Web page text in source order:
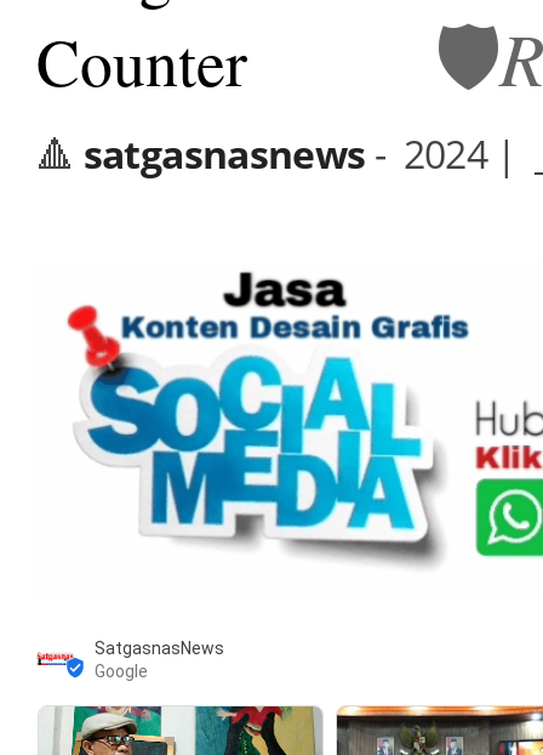
🛡️
🔺 satgasnasnews - 2024 |
SatgasnasNews
Google